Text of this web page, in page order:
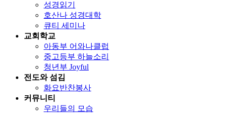
성경읽기
호산나 성경대학
큐티 세미나
교회학교
아동부 어와나클럽
중고등부 하늘소리
청년부 Joyful
전도와 섬김
화요반찬봉사
커뮤니티
우리들의 모습